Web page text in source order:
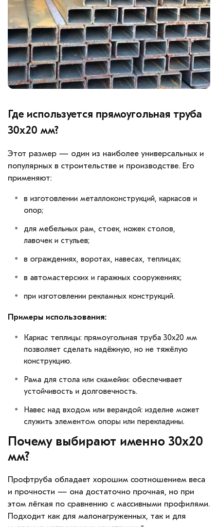
Где используется прямоугольная труба
30х20 мм?
Этот размер — один из наиболее универсальных и
популярных в строительстве и производстве. Его
применяют:
в изготовлении металлоконструкций, каркасов и
опор;
для мебельных рам, стоек, ножек столов,
лавочек и стульев;
в ограждениях, воротах, навесах, теплицах;
в автомастерских и гаражных сооружениях;
при изготовлении рекламных конструкций.
Примеры использования:
Каркас теплицы: прямоугольная труба 30х20 мм
позволяет сделать надёжную, но не тяжёлую
конструкцию.
Рама для стола или скамейки: обеспечивает
устойчивость и долговечность.
Навес над входом или верандой: изделие может
служить элементом опоры или перекладины.
Почему выбирают именно 30х20
мм?
Профтруба обладает хорошим соотношением веса
и прочности — она достаточно прочная, но при
этом лёгкая по сравнению с массивными профилями.
Подходит как для малонагруженных, так и для